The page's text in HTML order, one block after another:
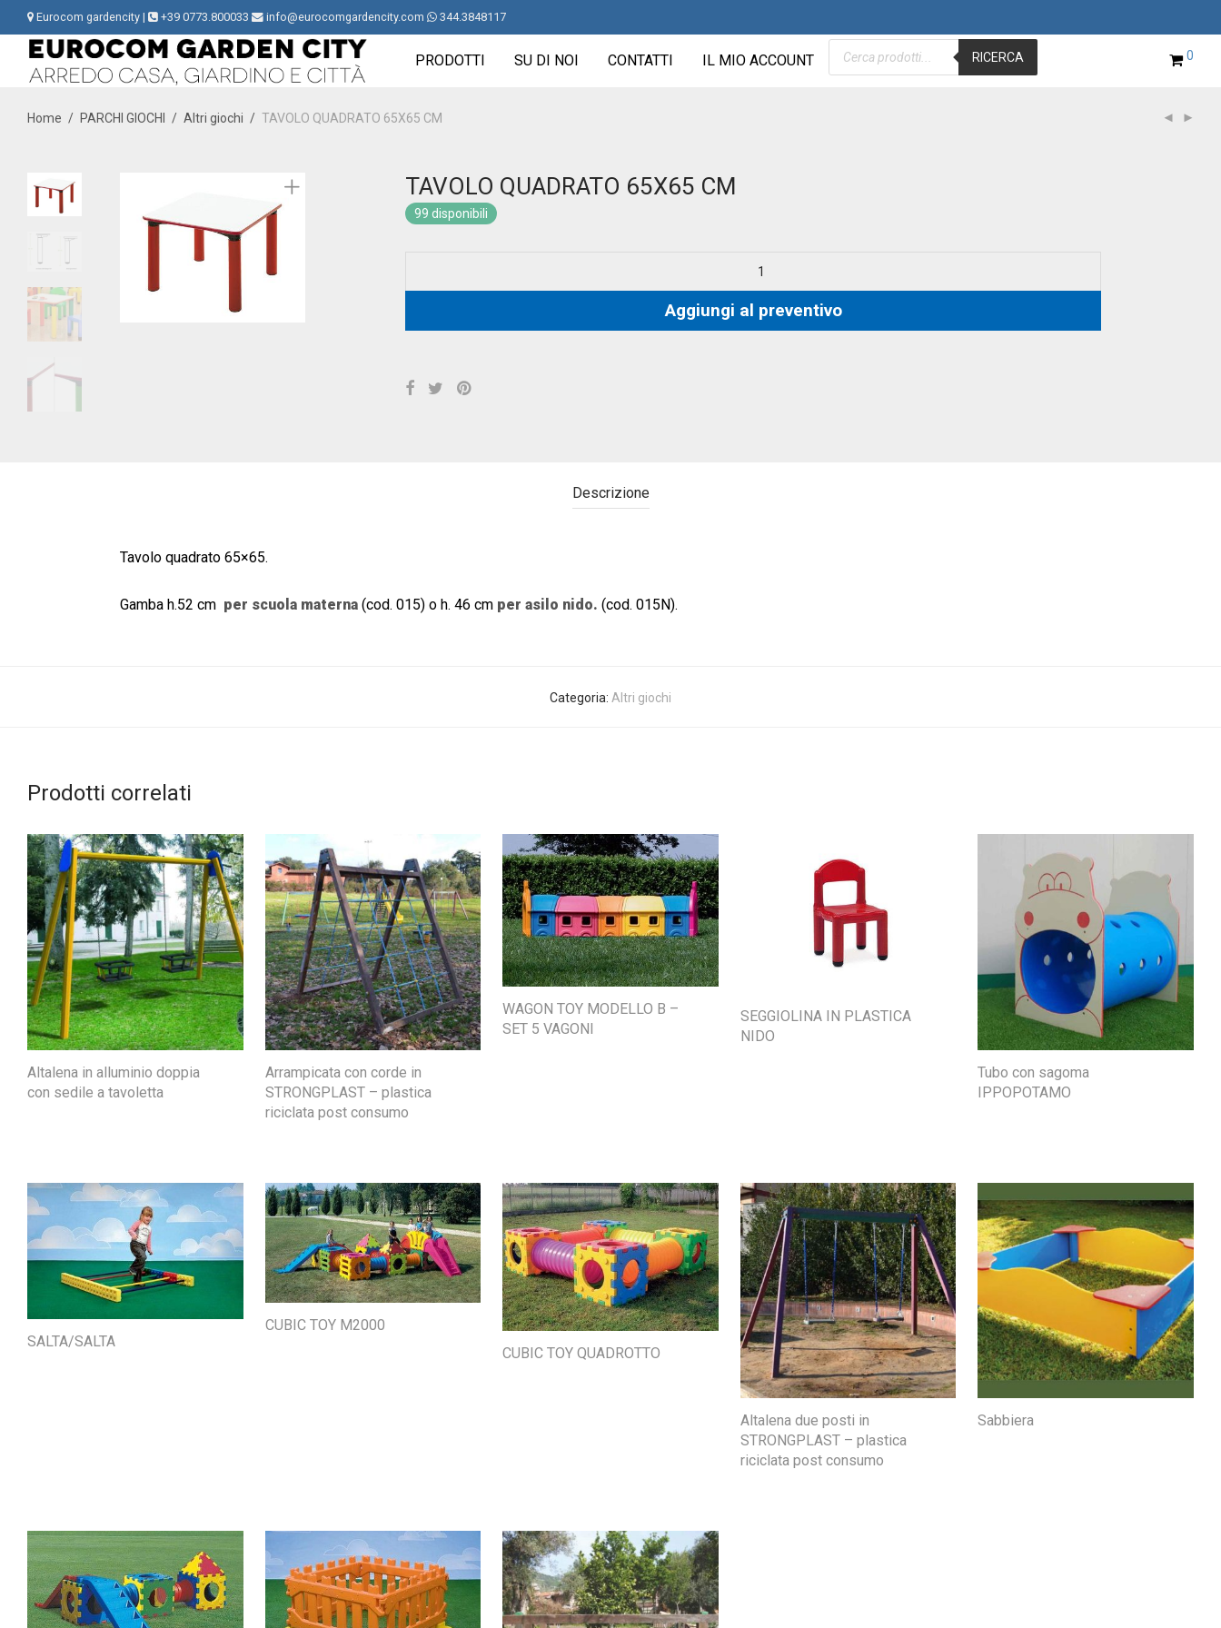
Eurocom gardencity | +39 0773.800033 info@eurocomgardencity.com 344.3848117
PRODOTTI SU DI NOI CONTATTI IL MIO ACCOUNT
Products
search
RICERCA 0
Home / PARCHI GIOCHI / Altri giochi / TAVOLO QUADRATO 65X65 CM
TAVOLO QUADRATO 65X65 CM
99 disponibili
Aggiungi al preventivo
Descrizione
Tavolo quadrato 65×65.
Gamba h.52 cm per scuola materna (cod. 015) o h. 46 cm per asilo nido. (cod. 015N).
Categoria: Altri giochi
Prodotti correlati
Altalena in alluminio doppia
con sedile a tavoletta
Arrampicata con corde in
STRONGPLAST – plastica
riciclata post consumo
WAGON TOY MODELLO B –
SET 5 VAGONI
SEGGIOLINA IN PLASTICA
NIDO
Tubo con sagoma
IPPOPOTAMO
SALTA/SALTA
CUBIC TOY M2000
CUBIC TOY QUADROTTO
Altalena due posti in
STRONGPLAST – plastica
riciclata post consumo
Sabbiera